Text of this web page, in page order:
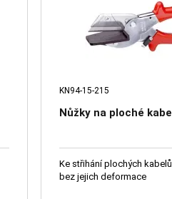
KN94-15-215
Nůžky na ploché
Ke střihání plochých
bez jejich deformace